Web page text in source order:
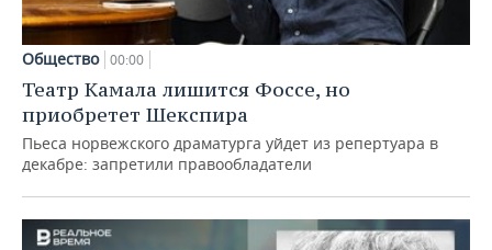
Общество 00:00
Театр Камала лишится Фоссе, но
приобретет Шекспира
Пьеса норвежского драматурга уйдет из репертуара в
декабре: запретили правообладатели